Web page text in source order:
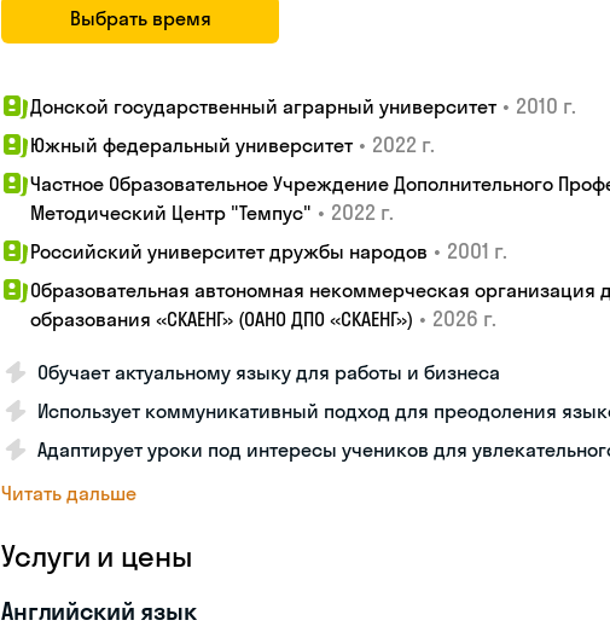
Выбрать время
Донской государственный аграрный университет • 2010 г.
Южный федеральный университет • 2022 г.
Частное Образовательное Учреждение Дополнительного
Методический Центр "Темпус" • 2022 г.
Российский университет дружбы народов • 2001 г.
Образовательная автономная некоммерческая организация
образования «СКАЕНГ» (ОАНО ДПО «СКАЕНГ») • 2026 г.
Обучает актуальному языку для работы и бизнеса
Использует коммуникативный подход для преодоления
Адаптирует уроки под интересы учеников для
Читать дальше
Услуги и цены
Английский язык